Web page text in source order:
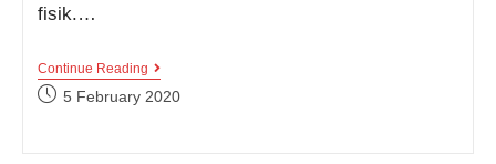
fisik.…
Continue Reading55
Bahasa
Post5 February 2020